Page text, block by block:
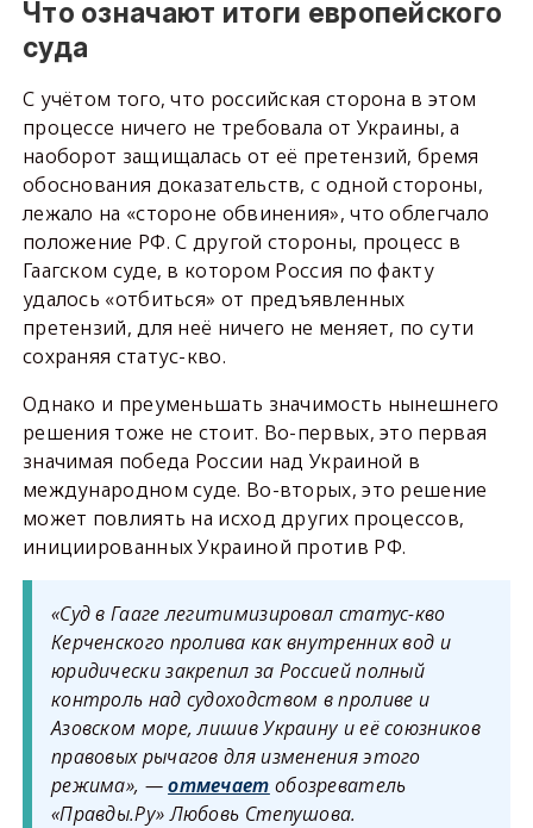
Что означают итоги европейского
суда
С учётом того, что российская сторона в этом
процессе ничего не требовала от Украины, а
наоборот защищалась от её претензий, бремя
обоснования доказательств, с одной стороны,
лежало на «стороне обвинения», что облегчало
положение РФ. С другой стороны, процесс в
Гаагском суде, в котором Россия по факту
удалось «отбиться» от предъявленных
претензий, для неё ничего не меняет, по сути
сохраняя статус-кво.
Однако и преуменьшать значимость нынешнего
решения тоже не стоит. Во-первых, это первая
значимая победа России над Украиной в
международном суде. Во-вторых, это решение
может повлиять на исход других процессов,
инициированных Украиной против РФ.
«Суд в Гааге легитимизировал статус-кво
Керченского пролива как внутренних вод и
юридически закрепил за Россией полный
контроль над судоходством в проливе и
Азовском море, лишив Украину и её союзников
правовых рычагов для изменения этого
режима», —отмечает обозреватель
«Правды.Ру» Любовь Степушова.